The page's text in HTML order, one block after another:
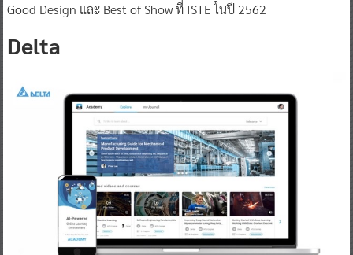
Good Design และ Best of Show ที่ ISTE ในปี 2562
Delta